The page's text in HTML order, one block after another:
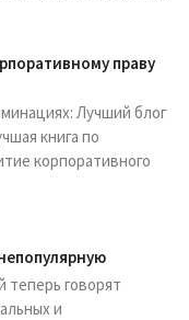
праву
Лучший блог
книга по
корпоративного
теперь говорят
и